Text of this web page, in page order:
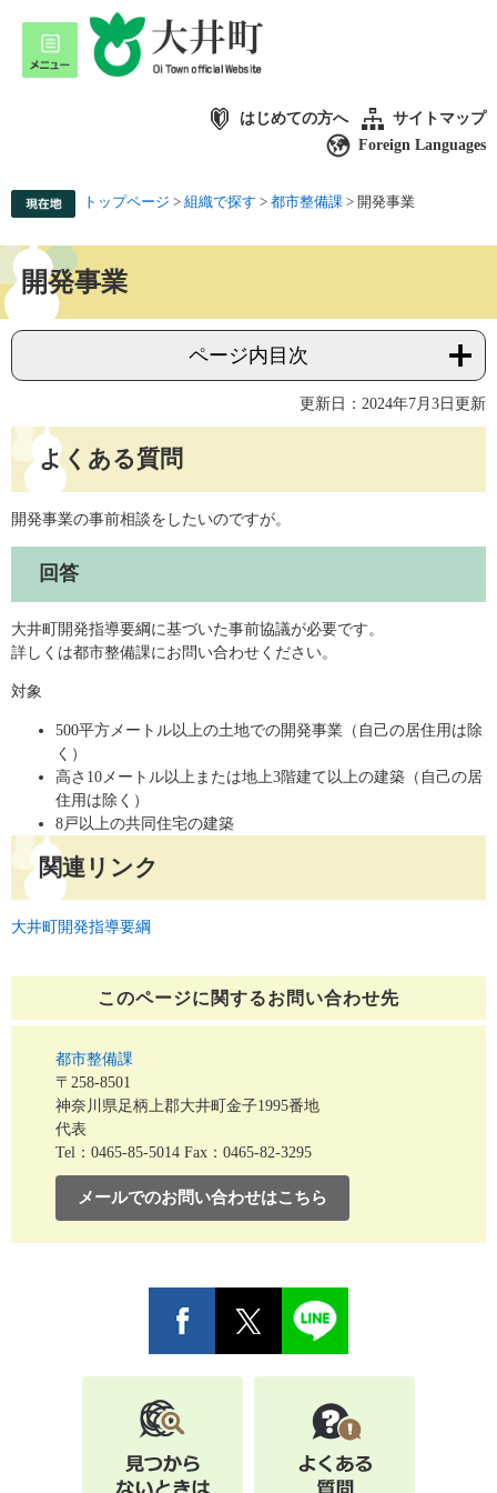
はじめての方へ
サイトマップ
Foreign Languages
トップページ > 組織で探す > 都市整備課 > 開発事業
開発事業
ページ内目次
更新日：2024年7月3日更新
よくある質問
開発事業の事前相談をしたいのですが。
回答
大井町開発指導要綱に基づいた事前協議が必要です。
詳しくは都市整備課にお問い合わせください。
対象
500平方メートル以上の土地での開発事業（自己の居住用は除
く）
高さ10メートル以上または地上3階建て以上の建築（自己の居
住用は除く）
8戸以上の共同住宅の建築
関連リンク
大井町開発指導要綱
このページに関するお問い合わせ先
都市整備課
〒258-8501
神奈川県足柄上郡大井町金子1995番地
代表
Tel：0465-85-5014 Fax：0465-82-3295
メールでのお問い合わせはこちら